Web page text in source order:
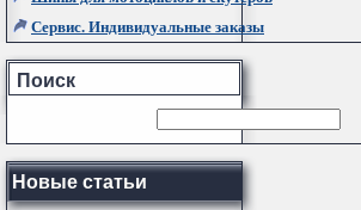
Сервис. Индивидуальные заказы
Поиск
Новые статьи